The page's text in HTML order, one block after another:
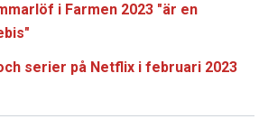
i Farmen 2023 "är en
serier på Netflix i februari 2023